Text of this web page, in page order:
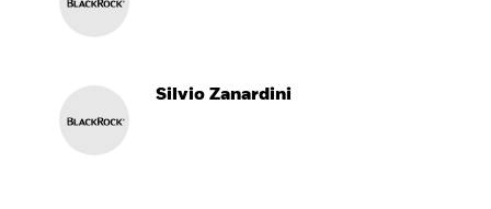
Silvio Zanardini